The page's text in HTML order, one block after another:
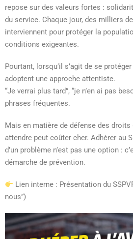
repose sur des valeurs fortes :
du service. Chaque jour, des milliers
interviennent pour protéger la
conditions exigeantes.
Pourtant, lorsqu’il s’agit de se
adoptent une approche attentiste.
“Je verrai plus tard”, “je n’en ai pas
phrases fréquentes.
Mais en matière de défense des droits
attendre peut coûter cher. Adhérer au
d’un problème n’est pas une option :
démarche de prévention.
Lien interne : Présentation du
nous”)